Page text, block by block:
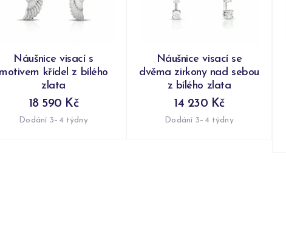
Náušnice visací s
motivem křídel z bílého
zlata
18 590 Kč
Dodání 3–4 týdny
Náušnice visací se
dvěma zirkony nad sebou
z bílého zlata
14 230 Kč
Dodání 3–4 týdny